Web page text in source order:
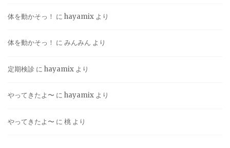
体を動かそっ！ に hayamix より
体を動かそっ！ に みんみん より
定期検診 に hayamix より
やってきたよ〜 に hayamix より
やってきたよ〜 に 桃 より